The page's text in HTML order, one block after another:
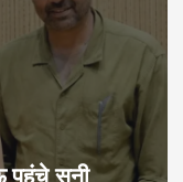
पहुंचे सनी